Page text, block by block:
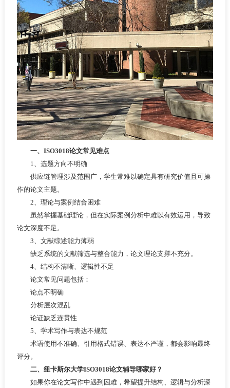
一、ISO3018论文常见难点
1、选题方向不明确
供应链管理涉及范围广，学生常难以确定具有研究价值且可操
作的论文主题。
2、理论与案例结合困难
虽然掌握基础理论，但在实际案例分析中难以有效运用，导致
论文深度不足。
3、文献综述能力薄弱
缺乏系统的文献筛选与整合能力，论文理论支撑不充分。
4、结构不清晰、逻辑性不足
论文常见问题包括：
论点不明确
分析层次混乱
论证缺乏连贯性
5、学术写作与表达不规范
术语使用不准确、引用格式错误、表达不严谨，都会影响最终
评分。
二、纽卡斯尔大学ISO3018论文辅导哪家好？
如果你在论文写作中遇到困难，希望提升结构、逻辑与分析深